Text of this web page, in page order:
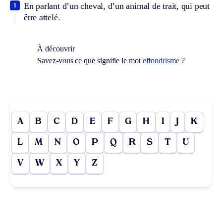
En parlant d’un cheval, d’un animal de trait, qui peut
être attelé.
1
À découvrir
Savez-vous ce que signifie le mot effondrisme?
A B C D E F G H I J K
L M N O P Q R S T U
V W X Y Z